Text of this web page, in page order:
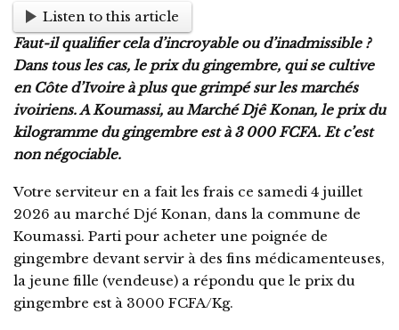
Listen to this article
Faut-il qualifier cela d’incroyable ou d’inadmissible ?
Dans tous les cas, le prix du gingembre, qui se cultive
en Côte d’Ivoire à plus que grimpé sur les marchés
ivoiriens. A Koumassi, au Marché Djê Konan, le prix du
kilogramme du gingembre est à 3 000 FCFA. Et c’est
non négociable.
Votre serviteur en a fait les frais ce samedi 4 juillet
2026 au marché Djé Konan, dans la commune de
Koumassi. Parti pour acheter une poignée de
gingembre devant servir à des fins médicamenteuses,
la jeune fille (vendeuse) a répondu que le prix du
gingembre est à 3000 FCFA/Kg.